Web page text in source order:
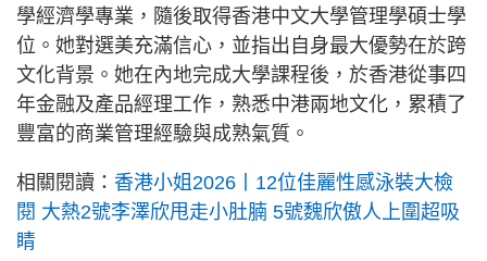
學經濟學專業，隨後取得香港中文大學管理學碩士學
位。她對選美充滿信心，並指出自身最大優勢在於跨
文化背景。她在內地完成大學課程後，於香港從事四
年金融及產品經理工作，熟悉中港兩地文化，累積了
豐富的商業管理經驗與成熟氣質。
相關閱讀： 香港小姐2026丨12位佳麗性感泳裝大檢
閱 大熱2號李澤欣甩走小肚腩 5號魏欣傲人上圍超吸
睛